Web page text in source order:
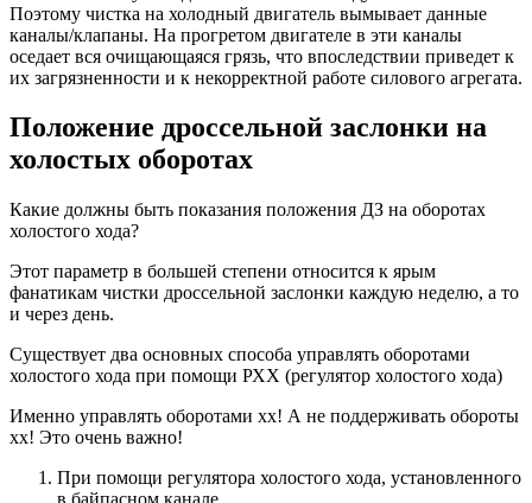
Поэтому чистка на холодный двигатель вымывает данные
каналы/клапаны. На прогретом двигателе в эти каналы
оседает вся очищающаяся грязь, что впоследствии приведет к
их загрязненности и к некорректной работе силового агрегата.
Положение дроссельной заслонки на
холостых оборотах
Какие должны быть показания положения ДЗ на оборотах
холостого хода?
Этот параметр в большей степени относится к ярым
фанатикам чистки дроссельной заслонки каждую неделю, а то
и через день.
Существует два основных способа управлять оборотами
холостого хода при помощи РХХ (регулятор холостого хода)
Именно управлять оборотами хх! А не поддерживать обороты
хх! Это очень важно!
При помощи регулятора холостого хода, установленного